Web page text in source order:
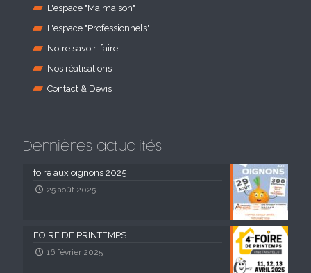
L'espace "Ma maison"
L'espace "Professionnels"
Notre savoir-faire
Nos réalisations
Contact & Devis
Dernières actualités
foire aux oignons 2025
25 août 2025
FOIRE DE PRINTEMPS
16 février 2025